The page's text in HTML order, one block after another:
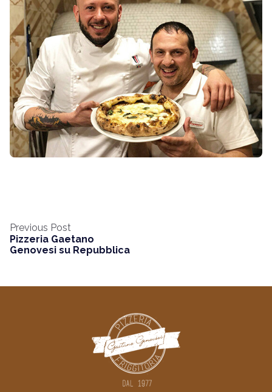
Previous Post
Pizzeria Gaetano
Genovesi su Repubblica